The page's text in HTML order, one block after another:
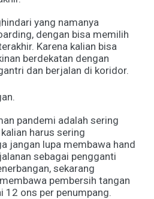
yang namanya
dengan bisa memilih
Karena kalian bisa
berdekatan dengan
dan berjalan di koridor.
pandemi adalah sering
harus sering
jangan lupa membawa hand
sebagai pengganti
sekarang
pembersih tangan
12 ons per penumpang.